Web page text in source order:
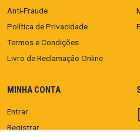
Anti-Fraude
Política de Privacidade
Termos e Condições
Livro de Reclamação Online
MINHA CONTA
Entrar
Registrar